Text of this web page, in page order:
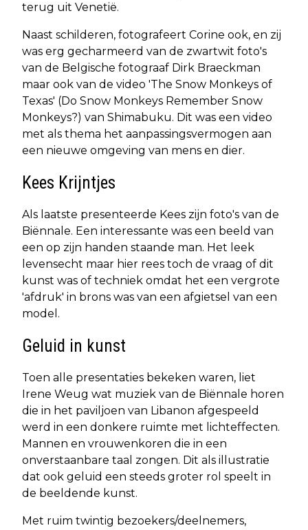
terug uit Venetië.
Naast schilderen, fotografeert Corine ook, en zij
was erg gecharmeerd van de zwartwit foto's
van de Belgische fotograaf Dirk Braeckman
maar ook van de video 'The Snow Monkeys of
Texas' (Do Snow Monkeys Remember Snow
Monkeys?) van Shimabuku. Dit was een video
met als thema het aanpassingsvermogen aan
een nieuwe omgeving van mens en dier.
Kees Krijntjes
Als laatste presenteerde Kees zijn foto's van de
Biënnale. Een interessante was een beeld van
een op zijn handen staande man. Het leek
levensecht maar hier rees toch de vraag of dit
kunst was of techniek omdat het een vergrote
'afdruk' in brons was van een afgietsel van een
model.
Geluid in kunst
Toen alle presentaties bekeken waren, liet
Irene Weug wat muziek van de Biënnale horen
die in het paviljoen van Libanon afgespeeld
werd in een donkere ruimte met lichteffecten.
Mannen en vrouwenkoren die in een
onverstaanbare taal zongen. Dit als illustratie
dat ook geluid een steeds groter rol speelt in
de beeldende kunst.
Met ruim twintig bezoekers/deelnemers,